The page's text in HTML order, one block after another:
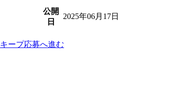
公開
日
2025年06月17日
キープ応募へ進む